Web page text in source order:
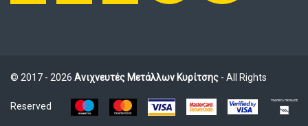
© 2017 - 2026 Ανιχνευτές Μετάλλων Κυρίτσης - All Rights
Reserved